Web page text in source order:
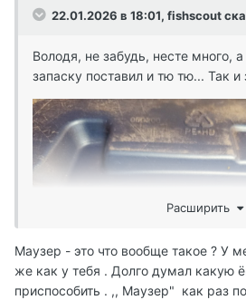
22.01.2026 в 18:01, fishscout
Володя, не забудь, несте много,
запаску поставил и тю тю... Так и
Расширить
Маузер - это что вообще такое ? У
же как у тебя . Долго думал какую
приспособить . ,, Маузер" как раз